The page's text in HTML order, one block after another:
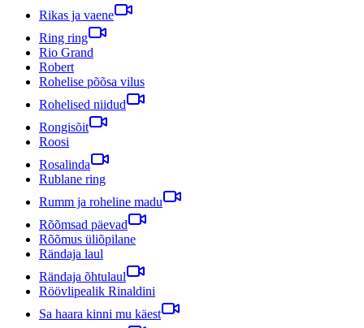
Rikas ja vaene
Ring ring
Rio Grand
Robert
Rohelise põõsa vilus
Rohelised niidud
Rongisõit
Roosi
Rosalinda
Rublane ring
Rumm ja roheline madu
Rõõmsad päevad
Rõõmus üliõpilane
Rändaja laul
Rändaja õhtulaul
Röövlipealik Rinaldini
Sa haara kinni mu käest